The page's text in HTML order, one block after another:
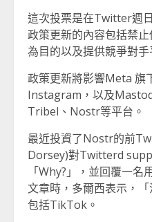
這次投票是在Twitter週
政策更新的內容包括禁
為目的以及提供競爭對
政策更新將影響Meta 旗
Instagram，以及
Tribel、Nostr等平台。
最近投資了Nostr的前
Dorsey)對Twitterd
「Why?」，並回覆一
文章時，多爾西表示，
包括TikTok。